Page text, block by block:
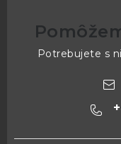
Potrebujete s